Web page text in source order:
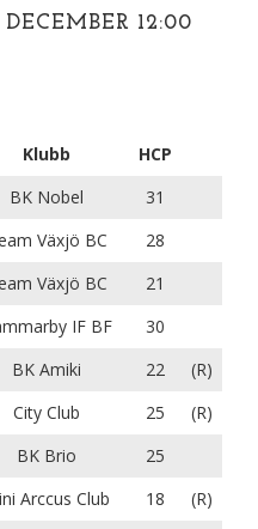
12:00
Klubb
HCP
BK Nobel
31
Växjö BC
28
Växjö BC
21
IF BF
30
BK Amiki 22
(R)
City Club 25
(R)
BK Brio
25
Arccus Club 18
(R)